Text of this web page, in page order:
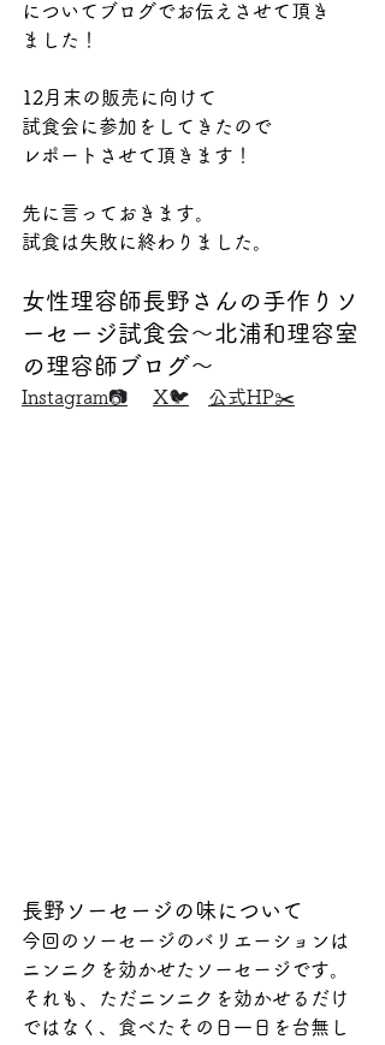
についてブログでお伝えさせて頂き
ました！
12月末の販売に向けて
試食会に参加をしてきたので
レポートさせて頂きます！
先に言っておきます。
試食は失敗に終わりました。
女性理容師長野さんの手作りソ
ーセージ試食会～北浦和理容室
の理容師ブログ～
Instagram📷 X🐦 公式HP✂️
長野ソーセージの味について
今回のソーセージのバリエーションは
ニンニクを効かせたソーセージです。
それも、ただニンニクを効かせるだけ
ではなく、食べたその日一日を台無し